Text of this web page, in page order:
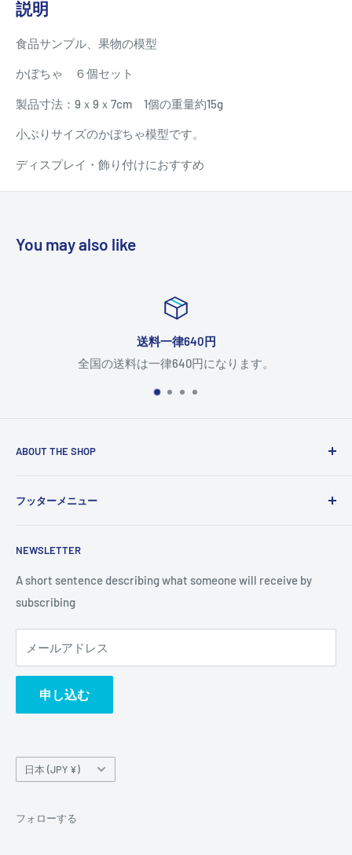
説明
食品サンプル、果物の模型
かぼちゃ ６個セット
製品寸法：9ｘ9ｘ7cm 1個の重量約15g
小ぶりサイズのかぼちゃ模型です。
ディスプレイ・飾り付けにおすすめ
You may also like
送料一律640円
全国の送料は一律640円になります。
ABOUT THE SHOP
and vision. You can change it in the theme settings.
フッターメニュー
NEWSLETTER
A short sentence describing what someone will receive by
subscribing
メールアドレス
申し込む
国/
地
日本 (JPY ¥)
フォローする